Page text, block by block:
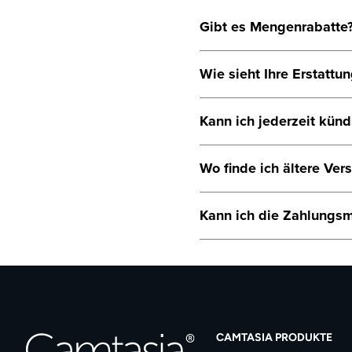
Gibt es
der Rabatt.
Volumenlizenzen für
Wie sieht Ihre
ab Kaufdatum gegen
Kann ich jederzeit
Wo finde ich ältere
Seite mit den Downloads
Kann ich die
Fragen haben,
CAMTASIA PRODUKTE